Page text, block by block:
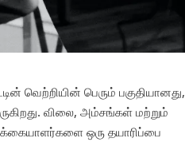
வெற்றியின் பெரும் பகுதியானது,
விலை, அம்சங்கள் மற்றும்
ஒரு தயாரிப்பை